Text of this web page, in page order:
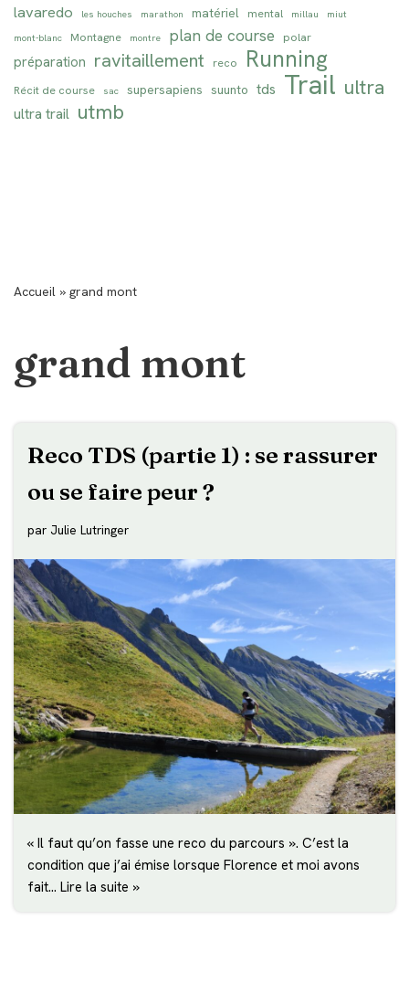
lavaredo les houches marathon matériel mental millau
miut
mont-blanc
Montagne montre plan de course polar
préparation ravitaillement reco Running
Récit de course sac supersapiens suunto tds Trail ultra
ultra trail utmb
Accueil » grand mont
grand mont
Reco TDS (partie 1) : se rassurer
ou se faire peur ?
par Julie Lutringer
« Il faut qu’on fasse une reco du parcours ». C’est la
condition que j’ai émise lorsque Florence et moi avons
fait… Lire la suite »